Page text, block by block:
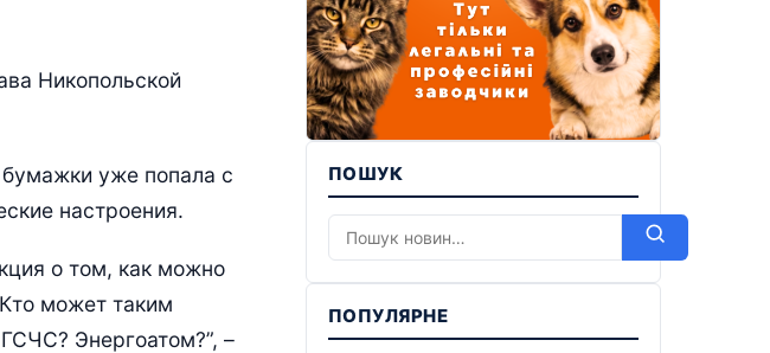
Никопольской
бумажки уже попала с
настроения.
о том, как можно
может таким
Энергоатом?”, –
ПОШУК
ПОПУЛЯРНЕ